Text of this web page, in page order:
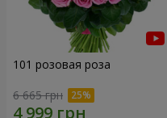
101 розовая роза
6 665 грн